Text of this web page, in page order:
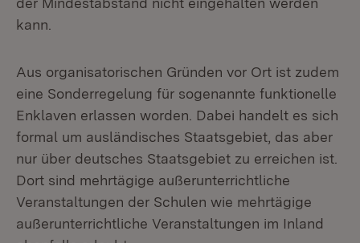
kann.
Aus organisatorischen Gründen vor Ort ist zudem
eine Sonderregelung für sogenannte funktionelle
Enklaven erlassen worden. Dabei handelt es sich
formal um ausländisches Staatsgebiet, das aber
nur über deutsches Staatsgebiet zu erreichen ist.
Dort sind mehrtägige außerunterrichtliche
Veranstaltungen der Schulen wie mehrtägige
außerunterrichtliche Veranstaltungen im Inland